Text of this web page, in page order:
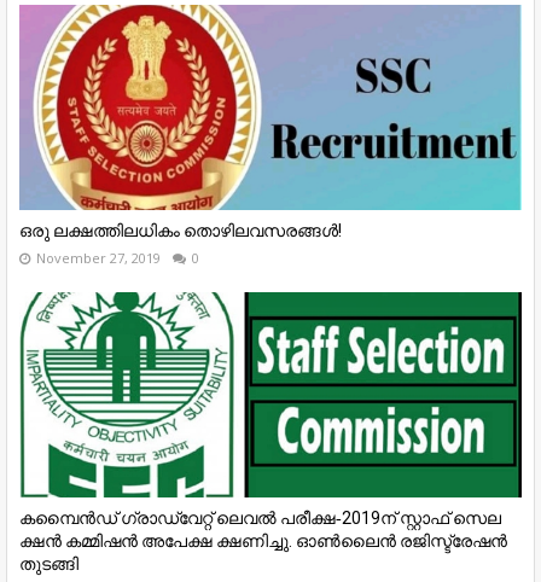
ഒരു ലക്ഷത്തിലധികം തൊഴിലവസരങ്ങൾ!
November 27, 2019 0
ക​മ്പൈ​ൻ​ഡ് ​ഗ്രാ​ഡ്വേറ്റ് ​ലെ​വ​ൽ​ ​പ​രീ​ക്ഷ​‐2019​ന് ​സ്റ്റാ​ഫ് ​സെ​ല​
ക്ഷ​ൻ​ ​ക​മ്മിഷ​ൻ​ ​അ​പേ​ക്ഷ​ ​ക്ഷ​ണി​ച്ചു.​ ​ഓ​ൺ​ലൈ​ൻ​ ​ര​ജി​സ്ട്രേ​ഷ​ൻ​
​തു​ട​ങ്ങി